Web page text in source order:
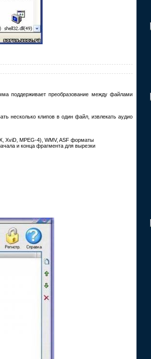
поддерживает преобразование между файлами
несколько клипов в один файл, извлекать аудио
XviD, MPEG-4), WMV, ASF форматы
и конца фрагмента для вырезки